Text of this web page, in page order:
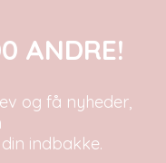
ANDRE!
og få nyheder,
indbakke.